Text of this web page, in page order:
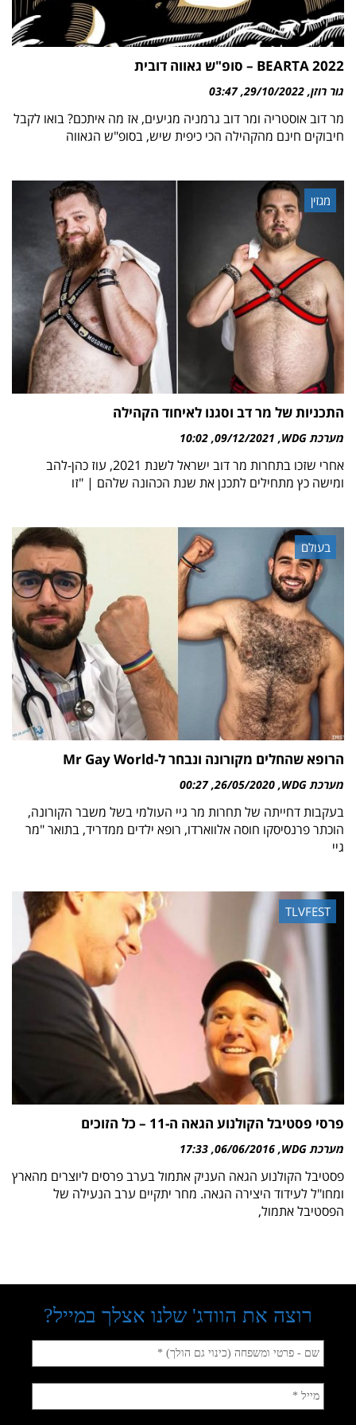
BEARTA 2022 – סופ"ש גאווה דובית
גור רוזן 29/10/2022
03:47
מר דוב אוסטריה ומר דוב גרמניה מגיעים, אז מה איתכם? בואו לקבל
חיבוקים חינם מהקהילה הכי כיפית שיש, בסופ"ש הגאווה
מגזין
התכניות של מר דב וסגנו לאיחוד הקהילה
מערכת WDG 09/12/2021
10:02
אחרי שזכו בתחרות מר דוב ישראל לשנת 2021, עוז כהן-להב
ומישה כץ מתחילים לתכנן את שנת הכהונה שלהם | "זו
בעולם
הרופא שהחלים מקורונה ונבחר ל-Mr Gay World
מערכת WDG 26/05/2020
00:27
בעקבות דחייתה של תחרות מר גיי העולמי בשל משבר הקורונה,
הוכתר פרנסיסקו חוסה אלווארדו, רופא ילדים ממדריד, בתואר "מר
גיי
TLVFEST
פרסי פסטיבל הקולנוע הגאה ה-11 – כל הזוכים
מערכת WDG 06/06/2016
17:33
פסטיבל הקולנוע הגאה העניק אתמול בערב פרסים ליוצרים מהארץ
ומחו"ל לעידוד היצירה הגאה. מחר יתקיים ערב הנעילה של
הפסטיבל אתמול,